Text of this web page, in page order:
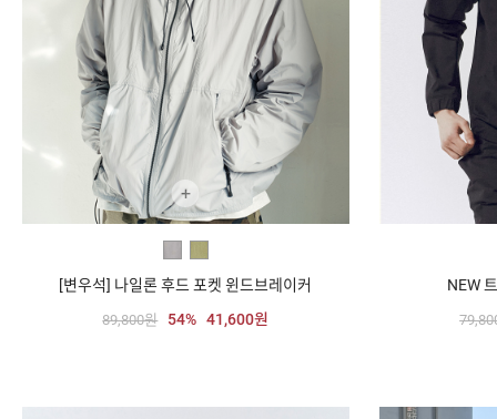
+
[변우석] 나일론 후드 포켓 윈드브레이커
89,800원 54% 41,600원
NEW